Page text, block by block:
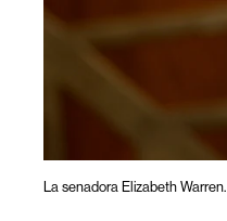
La senadora Elizabeth Warren.